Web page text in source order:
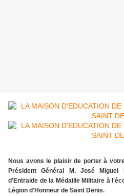
Nous avons le plaisir de porter à
Président Général M. José
d'Entraide de la Médaille Militaire à
Légion d'Honneur de Saint Denis.